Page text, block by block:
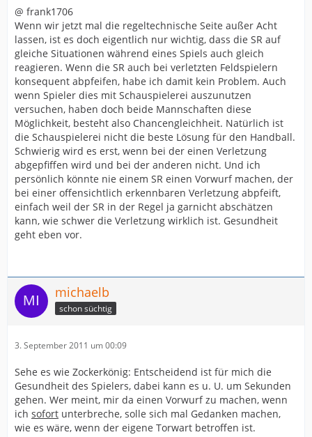
@ frank1706
Wenn wir jetzt mal die regeltechnische Seite außer Acht
lassen, ist es doch eigentlich nur wichtig, dass die SR auf
gleiche Situationen während eines Spiels auch gleich
reagieren. Wenn die SR auch bei verletzten Feldspielern
konsequent abpfeifen, habe ich damit kein Problem. Auch
wenn Spieler dies mit Schauspielerei auszunutzen
versuchen, haben doch beide Mannschaften diese
Möglichkeit, besteht also Chancengleichheit. Natürlich ist
die Schauspielerei nicht die beste Lösung für den Handball.
Schwierig wird es erst, wenn bei der einen Verletzung
abgepfiffen wird und bei der anderen nicht. Und ich
persönlich könnte nie einem SR einen Vorwurf machen, der
bei einer offensichtlich erkennbaren Verletzung abpfeift,
einfach weil der SR in der Regel ja garnicht abschätzen
kann, wie schwer die Verletzung wirklich ist. Gesundheit
geht eben vor.
michaelb
schon süchtig
3. September 2011 um 00:09
Sehe es wie Zockerkönig: Entscheidend ist für mich die
Gesundheit des Spielers, dabei kann es u. U. um Sekunden
gehen. Wer meint, mir da einen Vorwurf zu machen, wenn
ich sofort unterbreche, solle sich mal Gedanken machen,
wie es wäre, wenn der eigene Torwart betroffen ist.